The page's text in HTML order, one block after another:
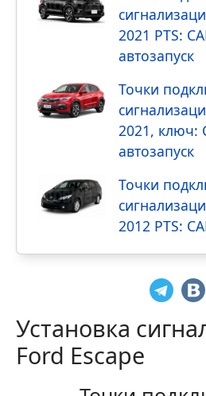
2021 PTS:
автозапуск
Точки
2021, ключ:
автозапуск
Точки
2012 PTS:
Установка
Ford Escape